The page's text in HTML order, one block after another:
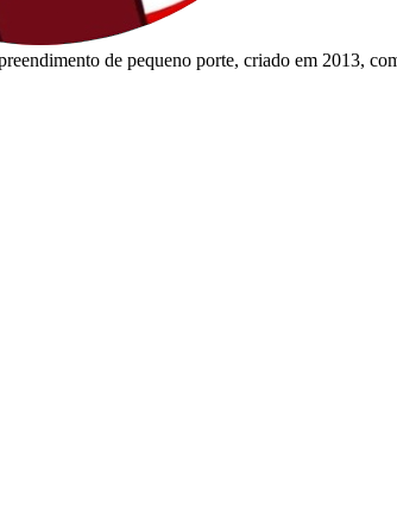
de pequeno porte, criado em 2013,